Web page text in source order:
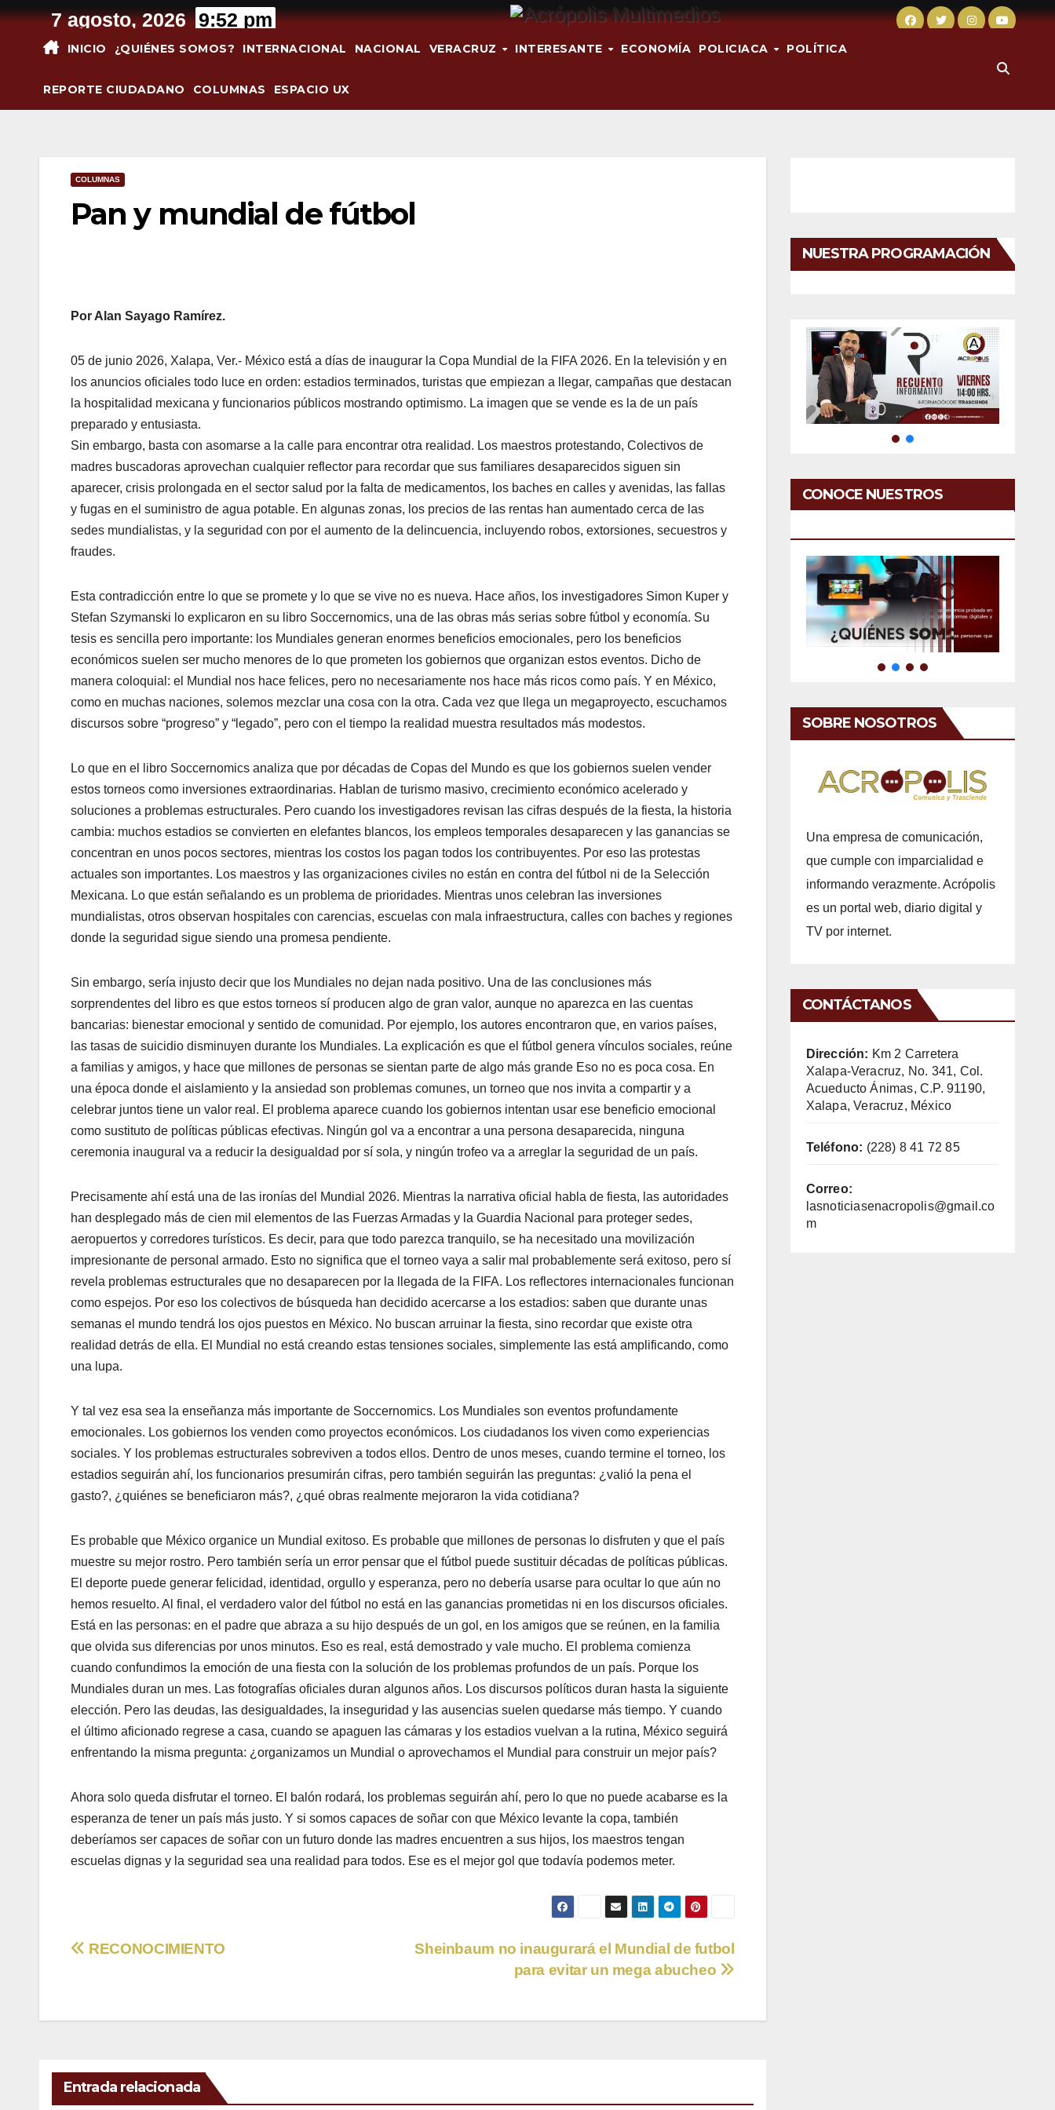
Saltar
contenido
7 agosto, 2026 9:52 pm
INICIO ¿QUIÉNES SOMOS? INTERNACIONAL NACIONAL VERACRUZ INTERESANTE ECONOMÍA POLICIACA POLÍTICA
REPORTE CIUDADANO COLUMNAS ESPACIO UX
COLUMNAS
Pan y mundial de fútbol
Por Alan Sayago Ramírez.
05 de junio 2026, Xalapa, Ver.- México está a días de inaugurar la Copa Mundial de la FIFA 2026. En la televisión y en
los anuncios oficiales todo luce en orden: estadios terminados, turistas que empiezan a llegar, campañas que destacan
la hospitalidad mexicana y funcionarios públicos mostrando optimismo. La imagen que se vende es la de un país
preparado y entusiasta.
Sin embargo, basta con asomarse a la calle para encontrar otra realidad. Los maestros protestando, Colectivos de
madres buscadoras aprovechan cualquier reflector para recordar que sus familiares desaparecidos siguen sin
aparecer, crisis prolongada en el sector salud por la falta de medicamentos, los baches en calles y avenidas, las fallas
y fugas en el suministro de agua potable. En algunas zonas, los precios de las rentas han aumentado cerca de las
sedes mundialistas, y la seguridad con por el aumento de la delincuencia, incluyendo robos, extorsiones, secuestros y
fraudes.
Esta contradicción entre lo que se promete y lo que se vive no es nueva. Hace años, los investigadores Simon Kuper y
Stefan Szymanski lo explicaron en su libro Soccernomics, una de las obras más serias sobre fútbol y economía. Su
tesis es sencilla pero importante: los Mundiales generan enormes beneficios emocionales, pero los beneficios
económicos suelen ser mucho menores de lo que prometen los gobiernos que organizan estos eventos. Dicho de
manera coloquial: el Mundial nos hace felices, pero no necesariamente nos hace más ricos como país. Y en México,
como en muchas naciones, solemos mezclar una cosa con la otra. Cada vez que llega un megaproyecto, escuchamos
discursos sobre “progreso” y “legado”, pero con el tiempo la realidad muestra resultados más modestos.
Lo que en el libro Soccernomics analiza que por décadas de Copas del Mundo es que los gobiernos suelen vender
estos torneos como inversiones extraordinarias. Hablan de turismo masivo, crecimiento económico acelerado y
soluciones a problemas estructurales. Pero cuando los investigadores revisan las cifras después de la fiesta, la historia
cambia: muchos estadios se convierten en elefantes blancos, los empleos temporales desaparecen y las ganancias se
concentran en unos pocos sectores, mientras los costos los pagan todos los contribuyentes. Por eso las protestas
actuales son importantes. Los maestros y las organizaciones civiles no están en contra del fútbol ni de la Selección
Mexicana. Lo que están señalando es un problema de prioridades. Mientras unos celebran las inversiones
mundialistas, otros observan hospitales con carencias, escuelas con mala infraestructura, calles con baches y regiones
donde la seguridad sigue siendo una promesa pendiente.
Sin embargo, sería injusto decir que los Mundiales no dejan nada positivo. Una de las conclusiones más
sorprendentes del libro es que estos torneos sí producen algo de gran valor, aunque no aparezca en las cuentas
bancarias: bienestar emocional y sentido de comunidad. Por ejemplo, los autores encontraron que, en varios países,
las tasas de suicidio disminuyen durante los Mundiales. La explicación es que el fútbol genera vínculos sociales, reúne
a familias y amigos, y hace que millones de personas se sientan parte de algo más grande Eso no es poca cosa. En
una época donde el aislamiento y la ansiedad son problemas comunes, un torneo que nos invita a compartir y a
celebrar juntos tiene un valor real. El problema aparece cuando los gobiernos intentan usar ese beneficio emocional
como sustituto de políticas públicas efectivas. Ningún gol va a encontrar a una persona desaparecida, ninguna
ceremonia inaugural va a reducir la desigualdad por sí sola, y ningún trofeo va a arreglar la seguridad de un país.
Precisamente ahí está una de las ironías del Mundial 2026. Mientras la narrativa oficial habla de fiesta, las autoridades
han desplegado más de cien mil elementos de las Fuerzas Armadas y la Guardia Nacional para proteger sedes,
aeropuertos y corredores turísticos. Es decir, para que todo parezca tranquilo, se ha necesitado una movilización
impresionante de personal armado. Esto no significa que el torneo vaya a salir mal probablemente será exitoso, pero sí
revela problemas estructurales que no desaparecen por la llegada de la FIFA. Los reflectores internacionales funcionan
como espejos. Por eso los colectivos de búsqueda han decidido acercarse a los estadios: saben que durante unas
semanas el mundo tendrá los ojos puestos en México. No buscan arruinar la fiesta, sino recordar que existe otra
realidad detrás de ella. El Mundial no está creando estas tensiones sociales, simplemente las está amplificando, como
una lupa.
Y tal vez esa sea la enseñanza más importante de Soccernomics. Los Mundiales son eventos profundamente
emocionales. Los gobiernos los venden como proyectos económicos. Los ciudadanos los viven como experiencias
sociales. Y los problemas estructurales sobreviven a todos ellos. Dentro de unos meses, cuando termine el torneo, los
estadios seguirán ahí, los funcionarios presumirán cifras, pero también seguirán las preguntas: ¿valió la pena el
gasto?, ¿quiénes se beneficiaron más?, ¿qué obras realmente mejoraron la vida cotidiana?
Es probable que México organice un Mundial exitoso. Es probable que millones de personas lo disfruten y que el país
muestre su mejor rostro. Pero también sería un error pensar que el fútbol puede sustituir décadas de políticas públicas.
El deporte puede generar felicidad, identidad, orgullo y esperanza, pero no debería usarse para ocultar lo que aún no
hemos resuelto. Al final, el verdadero valor del fútbol no está en las ganancias prometidas ni en los discursos oficiales.
Está en las personas: en el padre que abraza a su hijo después de un gol, en los amigos que se reúnen, en la familia
que olvida sus diferencias por unos minutos. Eso es real, está demostrado y vale mucho. El problema comienza
cuando confundimos la emoción de una fiesta con la solución de los problemas profundos de un país. Porque los
Mundiales duran un mes. Las fotografías oficiales duran algunos años. Los discursos políticos duran hasta la siguiente
elección. Pero las deudas, las desigualdades, la inseguridad y las ausencias suelen quedarse más tiempo. Y cuando
el último aficionado regrese a casa, cuando se apaguen las cámaras y los estadios vuelvan a la rutina, México seguirá
enfrentando la misma pregunta: ¿organizamos un Mundial o aprovechamos el Mundial para construir un mejor país?
Ahora solo queda disfrutar el torneo. El balón rodará, los problemas seguirán ahí, pero lo que no puede acabarse es la
esperanza de tener un país más justo. Y si somos capaces de soñar con que México levante la copa, también
deberíamos ser capaces de soñar con un futuro donde las madres encuentren a sus hijos, los maestros tengan
escuelas dignas y la seguridad sea una realidad para todos. Ese es el mejor gol que todavía podemos meter.
Navegación
entradas
Sheinbaum no inaugurará el Mundial de futbol
para evitar un mega abucheo
RECONOCIMIENTO
Entrada relacionada
NUESTRA PROGRAMACIÓN
CONOCE NUESTROS
SOBRE NOSOTROS
Una empresa de comunicación,
que cumple con imparcialidad e
informando verazmente. Acrópolis
es un portal web, diario digital y
TV por internet.
CONTÁCTANOS
Dirección: Km 2 Carretera
Xalapa-Veracruz, No. 341, Col.
Acueducto Ánimas, C.P. 91190,
Xalapa, Veracruz, México
Teléfono: (228) 8 41 72 85
Correo:
lasnoticiasenacropolis@gmail.co
m